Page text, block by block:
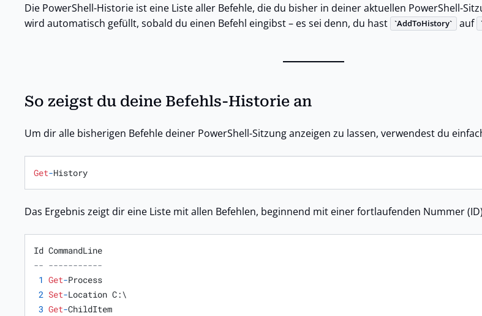
Die PowerShell-Historie ist eine Liste aller Befehle, die du bisher in deiner aktuellen PowerShell-
wird automatisch gefüllt, sobald du einen Befehl eingibst – es sei denn, du hast
AddToHistory auf
So zeigst du deine Befehls-Historie an
Um dir alle bisherigen Befehle deiner PowerShell-Sitzung anzeigen zu lassen, verwendest du
Get-History
Das Ergebnis zeigt dir eine Liste mit allen Befehlen, beginnend mit einer fortlaufenden Nummer
-- -----------
1 Get-Process
2 Set-Location C:\
3 Get-ChildItem